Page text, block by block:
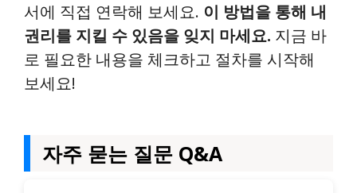
서에 직접 연락해 보세요. 이 방법을 통해 내
권리를 지킬 수 있음을 잊지 마세요. 지금 바
로 필요한 내용을 체크하고 절차를 시작해
보세요!
자주 묻는 질문 Q&A